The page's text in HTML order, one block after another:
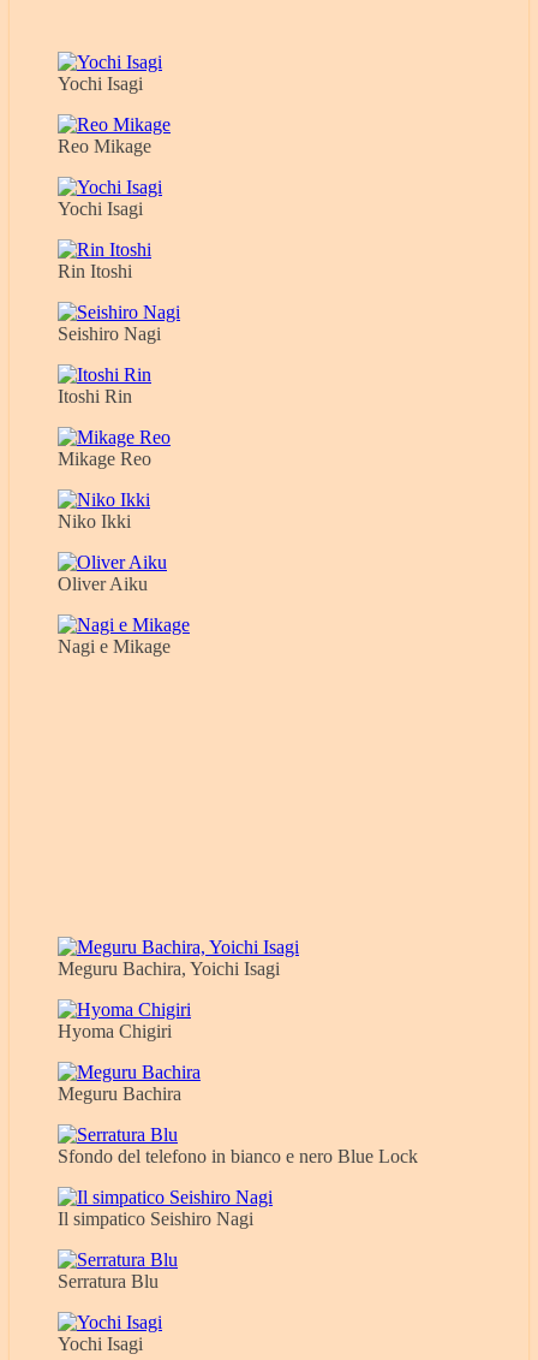
Yochi Isagi
Reo Mikage
Yochi Isagi
Rin Itoshi
Seishiro Nagi
Itoshi Rin
Mikage Reo
Niko Ikki
Oliver Aiku
Nagi e Mikage
Meguru Bachira, Yoichi Isagi
Hyoma Chigiri
Meguru Bachira
Sfondo del telefono in bianco e nero Blue Lock
Il simpatico Seishiro Nagi
Serratura Blu
Yochi Isagi